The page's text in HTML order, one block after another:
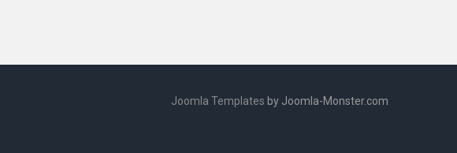
Joomla Templates by Joomla-Monster.com